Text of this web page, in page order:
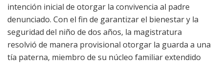
intención inicial de otorgar la convivencia al padre
denunciado. Con el fin de garantizar el bienestar y la
seguridad del niño de dos años, la magistratura
resolvió de manera provisional otorgar la guarda a una
tía paterna, miembro de su núcleo familiar extendido